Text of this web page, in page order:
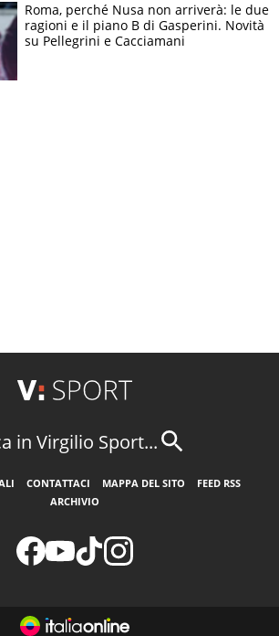
Roma, perché Nusa non arriverà: le due
ragioni e il piano B di Gasperini. Novità
su Pellegrini e Cacciamani
in Virgilio Sport...
CONTATTACI MAPPA DEL SITO
FEED RSS
ARCHIVIO